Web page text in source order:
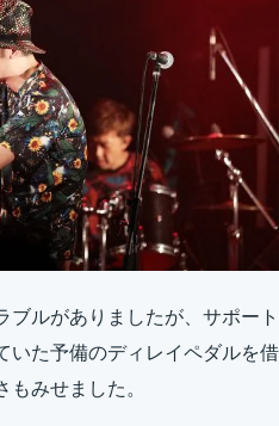
ブルがありましたが、サポート
いた予備のディレイペダルを借
もみせました。